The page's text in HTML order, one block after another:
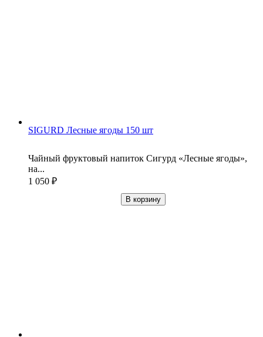
SIGURD Лесные ягоды 150 шт
Чайный фруктовый напиток Сигурд «Лесные ягоды»,
на...
1 050 ₽
В корзину